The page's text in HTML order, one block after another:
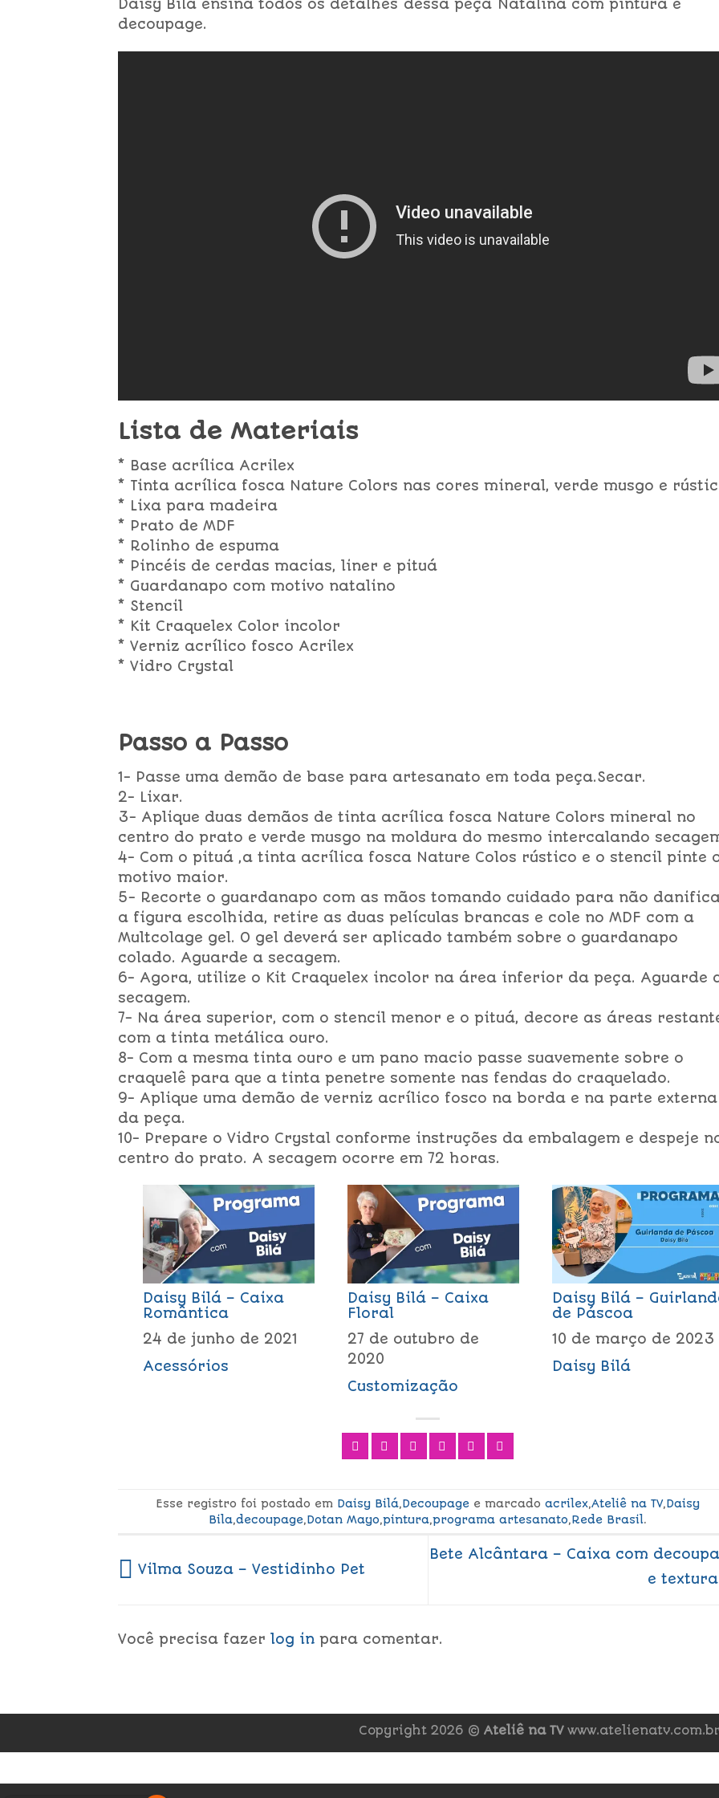
Daisy Bilá ensina todos os detalhes dessa peça Natalina com pintura e
decoupage.
Lista de Materiais
* Base acrílica Acrilex
* Tinta acrílica fosca Nature Colors nas cores mineral, verde musgo e
* Lixa para madeira
* Prato de MDF
* Rolinho de espuma
* Pincéis de cerdas macias, liner e pituá
* Guardanapo com motivo natalino
* Stencil
* Kit Craquelex Color incolor
* Verniz acrílico fosco Acrilex
* Vidro Crystal
Passo a Passo
1- Passe uma demão de base para artesanato em toda peça.Secar.
2- Lixar.
3- Aplique duas demãos de tinta acrílica fosca Nature Colors mineral no
centro do prato e verde musgo na moldura do mesmo intercalando
4- Com o pituá ,a tinta acrílica fosca Nature Colos rústico e o stencil pinte
motivo maior.
5- Recorte o guardanapo com as mãos tomando cuidado para não
a figura escolhida, retire as duas películas brancas e cole no MDF com a
Multcolage gel. O gel deverá ser aplicado também sobre o guardanapo
colado. Aguarde a secagem.
6- Agora, utilize o Kit Craquelex incolor na área inferior da peça. Aguarde
secagem.
7- Na área superior, com o stencil menor e o pituá, decore as áreas
com a tinta metálica ouro.
8- Com a mesma tinta ouro e um pano macio passe suavemente sobre o
craquelê para que a tinta penetre somente nas fendas do craquelado.
9- Aplique uma demão de verniz acrílico fosco na borda e na parte externa
da peça.
10- Prepare o Vidro Crystal conforme instruções da embalagem e despeje
centro do prato. A secagem ocorre em 72 horas.
Daisy Bilá – Caixa
Romântica
24 de junho de 2021
Acessórios
Daisy Bilá – Caixa
Floral
27 de outubro de
2020
Customização
Daisy Bilá –
de Páscoa
10 de março de 2023
Daisy Bilá
Esse registro foi postado em Daisy Bilá,Decoupage e marcadoacrilex,Ateliê na TV,Daisy
Bila,decoupage,Dotan Mayo,pintura,programa artesanato,Rede Brasil.
Vilma Souza – Vestidinho Pet
Bete Alcântara – Caixa com
e
Você precisa fazer log in para comentar.
Copyright 2026 © Ateliê na TV